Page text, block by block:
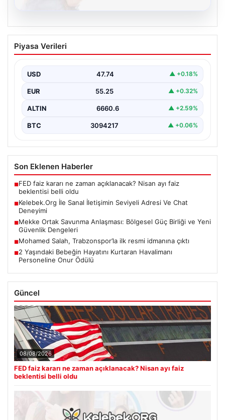
Kelebek.Org İle Sanal İletişimin Seviyeli
Adresi Ve Chat Deneyimi
iletişim kurması büyük bir önem barındırmaktadır.
Günümüzde birçok…
Piyasa Verileri
USD 47.74 ▲ +0.18%
EUR 55.25 ▲ +0.32%
ALTIN 6660.6 ▲ +2.59%
BTC 3094217 ▲ +0.06%
Son Eklenen Haberler
■FED faiz kararı ne zaman açıklanacak? Nisan ayı faiz
beklentisi belli oldu
■Kelebek.Org İle Sanal İletişimin Seviyeli Adresi Ve Chat
Deneyimi
■Mekke Ortak Savunma Anlaşması: Bölgesel Güç Birliği ve Yeni
Güvenlik Dengeleri
■Mohamed Salah, Trabzonspor’la ilk resmi idmanına çıktı
■2 Yaşındaki Bebeğin Hayatını Kurtaran Havalimanı
Personeline Onur Ödülü
Güncel
08/08/2026
FED faiz kararı ne zaman açıklanacak? Nisan ayı faiz
beklentisi belli oldu